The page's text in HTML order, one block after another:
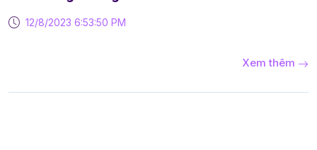
12/8/2023 6:53:50 PM
Xem thêm